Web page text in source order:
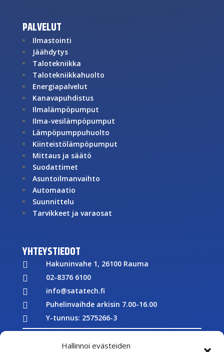
Hallinnoi evästeiden
PALVELUT
Ilmastointi
Jäähdytys
Talotekniikka
Talotekniikkahuolto
Energiapalvelut
Kanavapuhdistus
Ilmalämpöpumput
Ilma-vesilämpöpumput
Lämpöpumppuhuolto
Kiinteistölämpöpumput
Mittaus ja säätö
Suodattimet
Asuntoilmanvaihto
Automaatio
Suunnittelu
Tarvikkeet ja varaosat
YHTEYSTIEDOT
 Hakuninvahe 1, 26100 Rauma
 02-8376 6100
 info@satatech.fi
 Puhelinvaihde arkisin 7.00-16.00
 Y-tunnus: 2575266-3
Töihin meille